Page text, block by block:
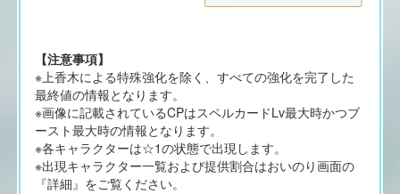
【注意事項】
※上香木による特殊強化を除く、すべての強化を完了した
最終値の情報となります。
※画像に記載されているCPはスペルカードLv最大時かつブ
ースト最大時の情報となります。
※各キャラクターは☆1の状態で出現します。
※出現キャラクター一覧および提供割合はおいのり画面の
『詳細』をご覧ください。